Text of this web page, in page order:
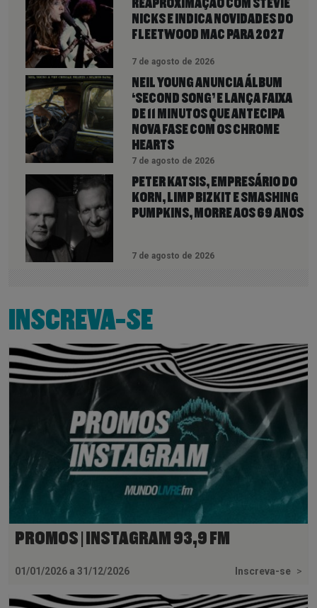
REAPROXIMAÇÃO COM STEVIE
NICKS E INDICA NOVIDADES DO
FLEETWOOD MAC PARA 2027
7 de agosto de 2026
NEIL YOUNG ANUNCIA ÁLBUM
‘SECOND SONG’ E LANÇA FAIXA
DE 11 MINUTOS QUE ANTECIPA
NOVA FASE COM OS CHROME
HEARTS
7 de agosto de 2026
PETER KATSIS, EMPRESÁRIO DO
KORN, LIMP BIZKIT E SMASHING
PUMPKINS, MORRE AOS 69 ANOS
7 de agosto de 2026
INSCREVA-SE
PROMOS | INSTAGRAM 93,9 FM
01/01/2026 a 31/12/2026 Inscreva-se >